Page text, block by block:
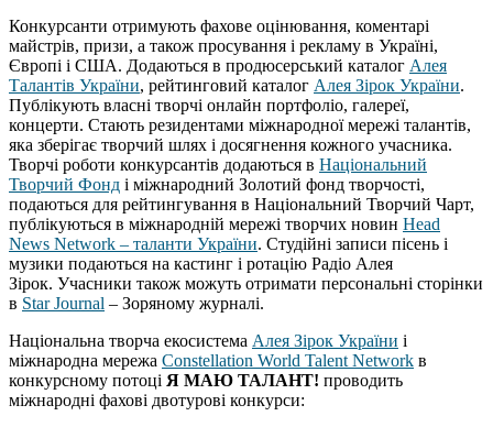
Конкурсанти отримують фахове оцінювання, коментарі
майстрів, призи, а також просування і рекламу в Україні,
Європі і США. Додаються в продюсерський каталог Алея
Талантів України, рейтинговий каталог Алея Зірок України.
Публікують власні творчі онлайн портфоліо, галереї,
концерти. Стають резидентами міжнародної мережі талантів,
яка зберігає творчий шлях і досягнення кожного учасника.
Творчі роботи конкурсантів додаються в Національний
Творчий Фонд і міжнародний Золотий фонд творчості,
подаються для рейтингування в Національний Творчий Чарт,
публікуються в міжнародній мережі творчих новин Head
News Network – таланти України. Студійні записи пісень і
музики подаються на кастинг і ротацію Радіо Алея
Зірок. Учасники також можуть отримати персональні сторінки
в Star Journal – Зоряному журналі.
Національна творча екосистема Алея Зірок України і
міжнародна мережа Constellation World Talent Network в
конкурсному потоці Я МАЮ ТАЛАНТ! проводить
міжнародні фахові двотурові конкурси: